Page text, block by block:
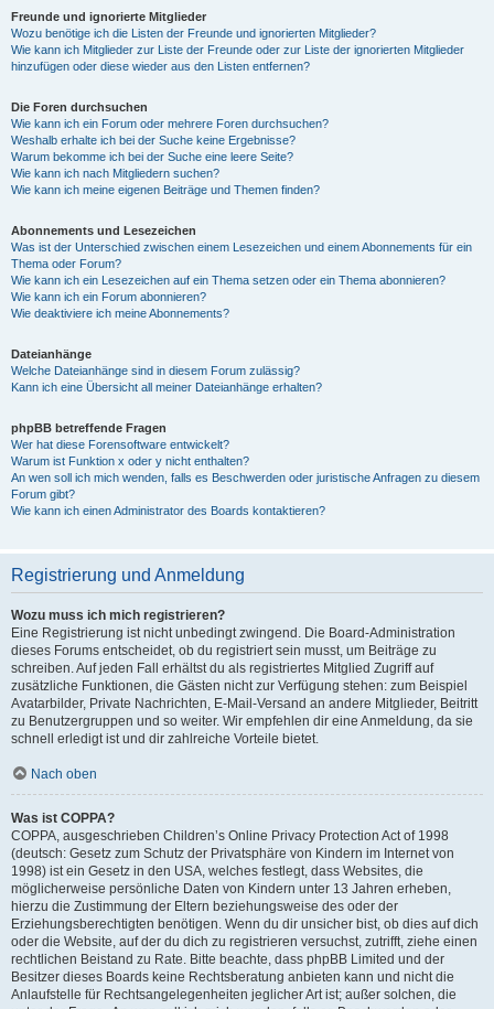
Freunde und ignorierte Mitglieder
Wozu benötige ich die Listen der Freunde und ignorierten Mitglieder?
Wie kann ich Mitglieder zur Liste der Freunde oder zur Liste der ignorierten Mitglieder
hinzufügen oder diese wieder aus den Listen entfernen?
Die Foren durchsuchen
Wie kann ich ein Forum oder mehrere Foren durchsuchen?
Weshalb erhalte ich bei der Suche keine Ergebnisse?
Warum bekomme ich bei der Suche eine leere Seite?
Wie kann ich nach Mitgliedern suchen?
Wie kann ich meine eigenen Beiträge und Themen finden?
Abonnements und Lesezeichen
Was ist der Unterschied zwischen einem Lesezeichen und einem Abonnements für ein
Thema oder Forum?
Wie kann ich ein Lesezeichen auf ein Thema setzen oder ein Thema abonnieren?
Wie kann ich ein Forum abonnieren?
Wie deaktiviere ich meine Abonnements?
Dateianhänge
Welche Dateianhänge sind in diesem Forum zulässig?
Kann ich eine Übersicht all meiner Dateianhänge erhalten?
phpBB betreffende Fragen
Wer hat diese Forensoftware entwickelt?
Warum ist Funktion x oder y nicht enthalten?
An wen soll ich mich wenden, falls es Beschwerden oder juristische Anfragen zu diesem
Forum gibt?
Wie kann ich einen Administrator des Boards kontaktieren?
Registrierung und Anmeldung
Wozu muss ich mich registrieren?
Eine Registrierung ist nicht unbedingt zwingend. Die Board-Administration
dieses Forums entscheidet, ob du registriert sein musst, um Beiträge zu
schreiben. Auf jeden Fall erhältst du als registriertes Mitglied Zugriff auf
zusätzliche Funktionen, die Gästen nicht zur Verfügung stehen: zum Beispiel
Avatarbilder, Private Nachrichten, E-Mail-Versand an andere Mitglieder, Beitritt
zu Benutzergruppen und so weiter. Wir empfehlen dir eine Anmeldung, da sie
schnell erledigt ist und dir zahlreiche Vorteile bietet.
Nach oben
Was ist COPPA?
COPPA, ausgeschrieben Children’s Online Privacy Protection Act of 1998
(deutsch: Gesetz zum Schutz der Privatsphäre von Kindern im Internet von
1998) ist ein Gesetz in den USA, welches festlegt, dass Websites, die
möglicherweise persönliche Daten von Kindern unter 13 Jahren erheben,
hierzu die Zustimmung der Eltern beziehungsweise des oder der
Erziehungsberechtigten benötigen. Wenn du dir unsicher bist, ob dies auf dich
oder die Website, auf der du dich zu registrieren versuchst, zutrifft, ziehe einen
rechtlichen Beistand zu Rate. Bitte beachte, dass phpBB Limited und der
Besitzer dieses Boards keine Rechtsberatung anbieten kann und nicht die
Anlaufstelle für Rechtsangelegenheiten jeglicher Art ist; außer solchen, die